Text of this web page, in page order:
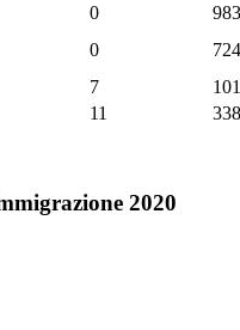
0
983
0
724
7
11
2020